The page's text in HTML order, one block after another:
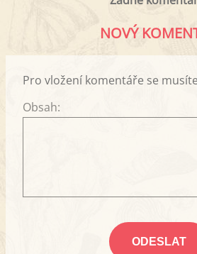
NOVÝ
Pro vložení komentáře se musíte
Obsah: